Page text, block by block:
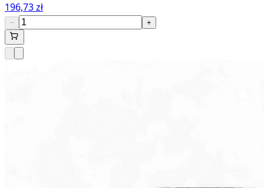
196,73 zł
− +